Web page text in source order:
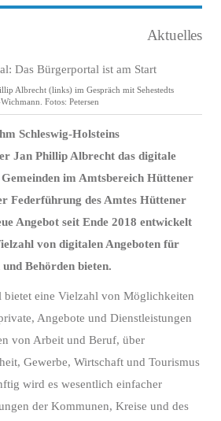
Aktuelles
Albrecht (links) im Gespräch mit Sehestedts
Fotos: Petersen
Schleswig-Holsteins
Jan Phillip Albrecht das digitale
im Amtsbereich Hüttener
Federführung des Amtes Hüttener
Angebot seit Ende 2018 entwickelt
von digitalen Angeboten für
Behörden bieten.
bietet eine Vielzahl von Möglichkeiten
Angebote und Dienstleistungen
von Arbeit und Beruf, über
Gewerbe, Wirtschaft und Tourismus
wird es wesentlich einfacher
der Kommunen, Kreise und des